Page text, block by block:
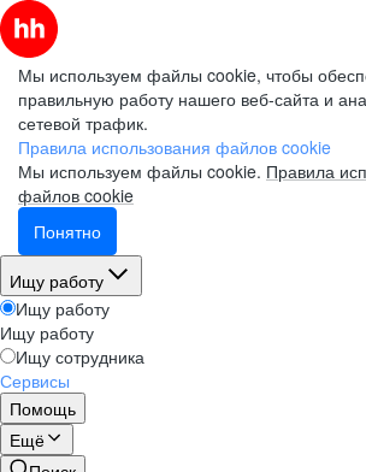
Мы используем файлы cookie, чтобы
правильную работу нашего веб-сайта и
сетевой трафик.
Правила использования файлов cookie
Мы используем файлы cookie. Правила
файлов cookie
Понятно
Ищу работу
Ищу работу
Ищу работу
Ищу сотрудника
Сервисы
Помощь
Ещё